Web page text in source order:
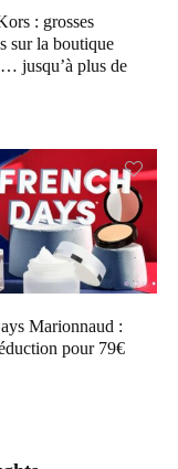
: grosses
sur la boutique
jusqu’à plus de
Marionnaud :
pour 79€